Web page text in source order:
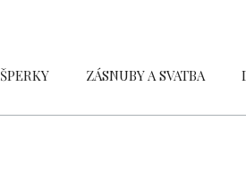
ŠPERKY ZÁSNUBY A SVATBA